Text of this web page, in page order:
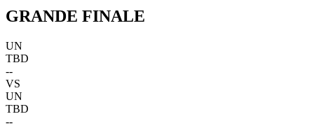
GRANDE FINALE
UN
TBD
--
VS
UN
TBD
--